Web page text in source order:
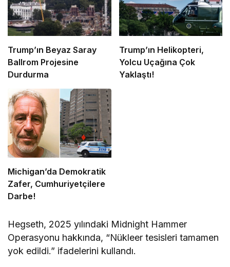
Trump’ın Beyaz Saray
Ballrom Projesine
Durdurma
Trump’ın Helikopteri,
Yolcu Uçağına Çok
Yaklaştı!
Michigan’da Demokratik
Zafer, Cumhuriyetçilere
Darbe!
Hegseth, 2025 yılındaki Midnight Hammer
Operasyonu hakkında, “Nükleer tesisleri tamamen
yok edildi.” ifadelerini kullandı.